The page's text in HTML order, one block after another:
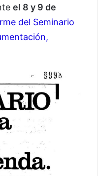
el 8 y 9 de
del Seminario